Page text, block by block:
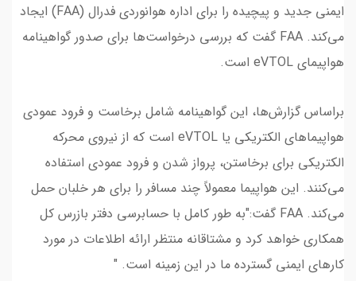
ایمنی جدید و پیچیده را برای اداره هوانوردی فدرال (FAA) ایجاد
می‌کند. FAA گفت که بررسی درخواست‌ها برای صدور گواهینامه
هواپیمای eVTOL است.
براساس گزارش‌ها، این گواهینامه شامل برخاست و فرود عمودی
هواپیما‌های الکتریکی یا eVTOL است که از نیروی محرکه
الکتریکی برای برخاستن، پرواز شدن و فرود عمودی استفاده
می‌کنند. این هواپیما معمولاً چند مسافر را برای هر خلبان حمل
می‌کند. FAA گفت:"به طور کامل با حسابرسی دفتر بازرس کل
همکاری خواهد کرد و مشتاقانه منتظر ارائه اطلاعات در مورد
کار‌های ایمنی گسترده ما در این زمینه است. "